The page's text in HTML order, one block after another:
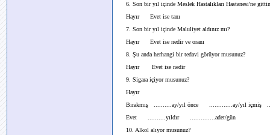
6. Son bir yıl içinde Meslek Hastalıkları Hastanesi'ne
Hayır Evet ise tanı
7. Son bir yıl içinde Maluliyet aldınız mı?
Hayır Evet ise nedir ve oranı
8. Şu anda herhangi bir tedavi görüyor musunuz?
Hayır Evet ise nedir
9. Sigara içiyor musunuz?
Hayır
Bırakmış ..........ay/yıl önce .............ay/yıl içmiş
Evet ..........yıldır ..............adet/gün
10. Alkol alıyor musunuz?